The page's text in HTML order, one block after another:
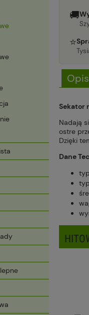
🚚
⭐
Opis
Sekator
Nadają
ostre
Dzięki
Dane